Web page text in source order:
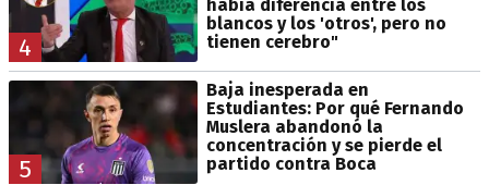
4
había diferencia entre los
blancos y los 'otros', pero no
tienen cerebro"
5
Baja inesperada en
Estudiantes: Por qué Fernando
Muslera abandonó la
concentración y se pierde el
partido contra Boca